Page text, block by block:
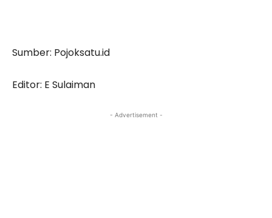
Sumber: Pojoksatu.id
Editor: E Sulaiman
- Advertisement -